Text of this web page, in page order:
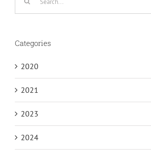
Categories
2020
2021
2023
2024